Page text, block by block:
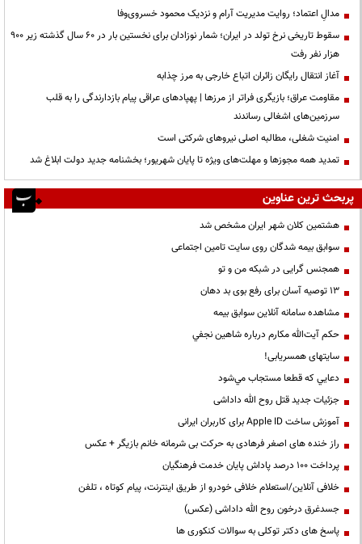
مدالِ اعتماد؛ روایت مدیریت آرام و نزدیک محمود خسروی‌وفا
سقوط تاریخی نرخ تولد در ایران؛ شمار نوزادان برای نخستین بار در ۶۰ سال گذشته زیر ۹۰۰
هزار نفر رفت
آغاز انتقال رایگان زائران اتباع خارجی به مرز چذابه
مقاومت عراق؛ بازیگری فراتر از مرزها | پهپادهای عراقی پیام بازدارندگی را به قلب
سرزمین‌های اشغالی رساندند
‌امنیت شغلی، مطالبه اصلی نیروهای شرکتی است
تمدید همه مجوزها و مهلت‌های ویژه تا پایان شهریور؛ بخشنامه جدید دولت ابلاغ شد
پربحث ترین عناوین
هشتمین کلان شهر ایران مشخص شد
سوابق بیمه شدگان روی سایت تامین اجتماعی
همجنس گرایی در شبکه من و تو
13 توصیه آسان برای رفع بوی بد دهان
مشاهده سامانه آنلاين سوابق بیمه
حكم آيت‌الله مكارم درباره شاهين نجفي
سایتهای همسریابی!
دعايي كه قطعا مستجاب مي‌شود
جزئیات جدید قتل روح الله داداشی
آموزش ساخت Apple ID برای کاربران ایرانی
راز خنده های اصغر فرهادی به حرکت بی شرمانه خانم بازیگر + عکس
پرداخت ۱۰۰ درصد پاداش پایان خدمت فرهنگیان
خلافی آنلاین/استعلام خلافی خودرو از طریق اینترنت، پیام کوتاه ، تلفن
جسدغرق درخون روح الله داداشی (عکس)
پاسخ های دکتر توکلی به سوالات کنکوری ها